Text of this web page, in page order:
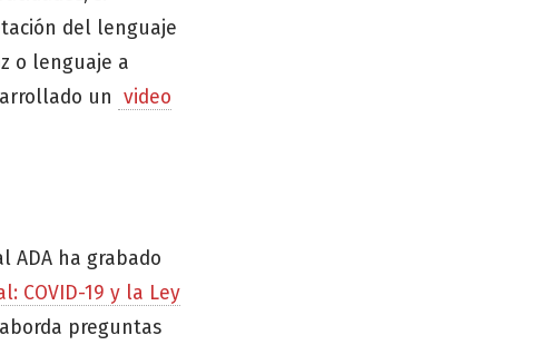
del lenguaje
o lenguaje a
un video
ADA ha grabado
COVID-19 y la Ley
preguntas